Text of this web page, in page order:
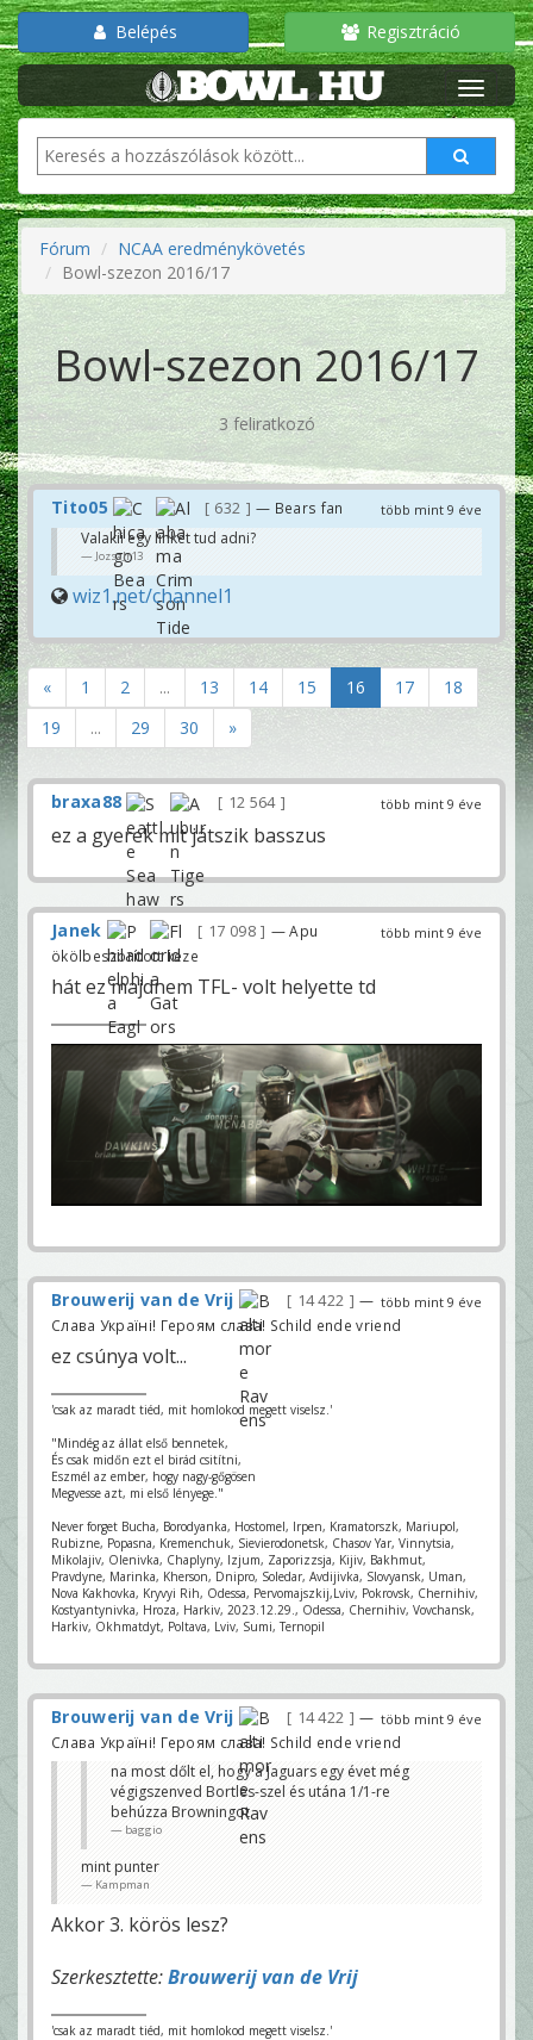
Belépés Regisztráció
Fórum
NCAA eredménykövetés
Bowl-szezon 2016/17
Bowl-szezon 2016/17
3 feliratkozó
több mint 9 éve
Tito05 632 — Bears fan
Valakii egy linket tud adni?
JozsaJr13
wiz1.net/channel1
« 1 2 ... 13 14 15 16 17
18
19
... 29 30 »
több mint 9 éve
braxa88 12 564
ez a gyerek mit játszik basszus
több mint 9 éve
Janek 17 098
— Apu
ökölbeszorított keze
hát ez majdnem TFL- volt helyette td
több mint 9 éve
Brouwerij van de Vrij 14 422
—
Слава Україні! Героям слава! Schild ende vriend
ez csúnya volt...
'csak az maradt tiéd, mit homlokod megett viselsz.'
"Mindég az állat első bennetek,
És csak midőn ezt el birád csitítni,
Eszmél az ember, hogy nagy-gőgösen
Megvesse azt, mi első lényege."
Never forget Bucha, Borodyanka, Hostomel, Irpen, Kramatorszk, Mariupol,
Rubizne, Popasna, Kremenchuk, Sievierodonetsk, Chasov Yar, Vinnytsia,
Mikolajiv, Olenivka, Chaplyny, Izjum, Zaporizzsja, Kijiv, Bakhmut,
Pravdyne, Marinka, Kherson, Dnipro, Soledar, Avdijivka, Slovyansk, Uman,
Nova Kakhovka, Kryvyi Rih, Odessa, Pervomajszkij,Lviv, Pokrovsk, Chernihiv,
Kostyantynivka, Hroza, Harkiv, 2023.12.29., Odessa, Chernihiv, Vovchansk,
Harkiv, Okhmatdyt, Poltava, Lviv, Sumi, Ternopil
több mint 9 éve
Brouwerij van de Vrij 14 422
—
Слава Україні! Героям слава! Schild ende vriend
na most dőlt el, hogy a Jaguars egy évet még
végigszenved Bortles-szel és utána 1/1-re
behúzza Browningot
baggio
mint punter
Kampman
Akkor 3. körös lesz?
Szerkesztette:Brouwerij van de Vrij
'csak az maradt tiéd, mit homlokod megett viselsz.'